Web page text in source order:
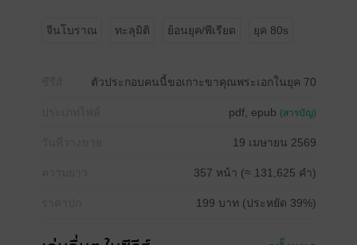
จีนโบราณ ทะลุมิติ ย้อนยุค/พีเรียด ยุค 80s
ตัวประกอบคนนี้ขอเกาะขาคุณพระเอกในยุค 70
pdf, epub (สารบัญ)
19 เมษายน 2569
357 หน้า (≈ 131,625 คำ)
199 บาท (ประหยัด 39%)